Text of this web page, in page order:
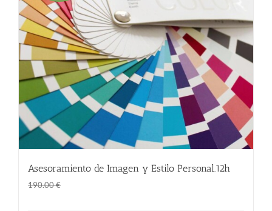
Asesoramiento de Imagen y Estilo Personal.12h
190.00€